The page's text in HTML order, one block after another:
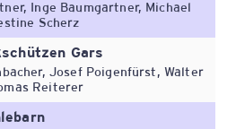
Inge Baumgartner, Michael
Scherz
Gars
Josef Poigenfürst, Walter
Reiterer